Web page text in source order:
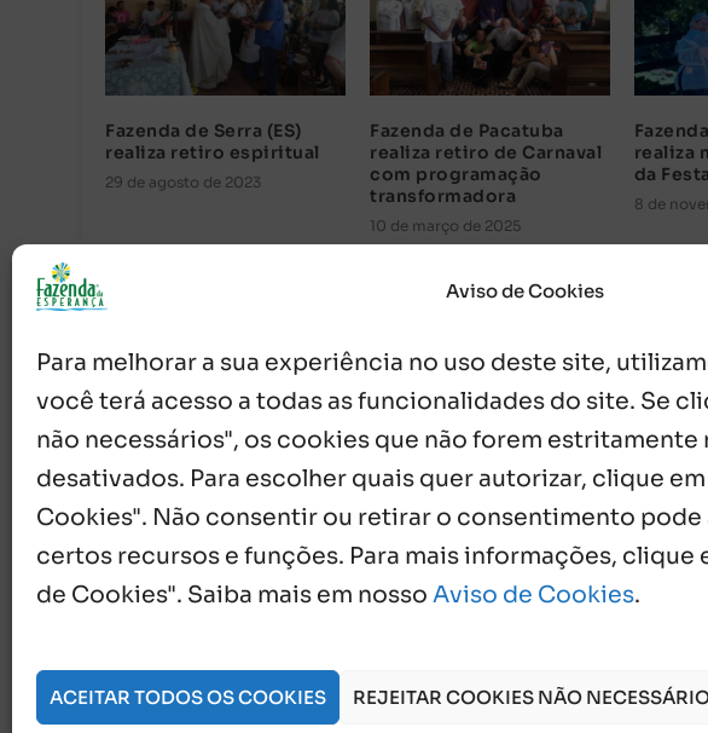
Aviso de Cookies
Para melhorar a sua experiência no uso deste site,
você terá acesso a todas as funcionalidades do site. Se
não necessários", os cookies que não forem estritamente
desativados. Para escolher quais quer autorizar, clique
Cookies". Não consentir ou retirar o consentimento
certos recursos e funções. Para mais informações, clique
de Cookies". Saiba mais em nosso Aviso de Cookies.
ACEITAR TODOS OS COOKIES REJEITAR COOKIES NÃO
Fazenda de Serra (ES)
realiza retiro espiritual
29 de agosto de 2023
Fazenda de Pacatuba
realiza retiro de Carnaval
com programação
transformadora
10 de março de 2025
realiza
da
8 de
{} [+]